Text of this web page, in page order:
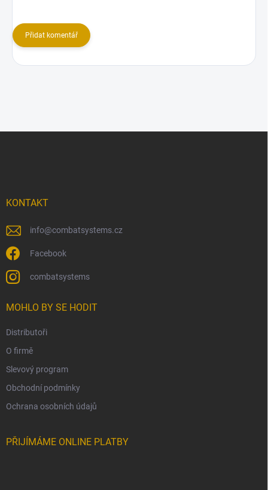
Přidat komentář
KONTAKT
info@combatsystems.cz
Facebook
combatsystems
MOHLO BY SE HODIT
Distributoři
O firmě
Slevový program
Obchodní podmínky
Ochrana osobních údajů
PŘIJÍMÁME ONLINE PLATBY